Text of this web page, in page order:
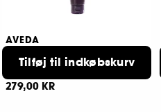
AVEDA
Fortifying LeaveIn Treatment
279,00 KR
Tilføj til indkøbskurv